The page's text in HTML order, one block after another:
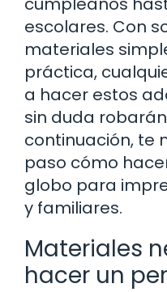
escolares. Con
materiales
práctica,
a hacer estos
sin duda
continuación, te
paso cómo
globo para
y familiares.
Materiales
hacer un